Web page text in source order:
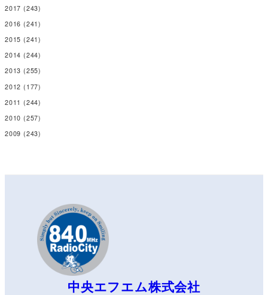
2017 (243)
2016 (241)
2015 (241)
2014 (244)
2013 (255)
2012 (177)
2011 (244)
2010 (257)
2009 (243)
中央エフエム株式会社